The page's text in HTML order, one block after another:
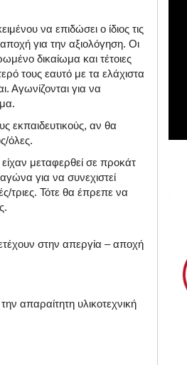
να επιδώσει ο ίδιος τις
για την αξιολόγηση. Οι
δικαίωμα και τέτοιες
τους εαυτό με τα ελάχιστα
Αγωνίζονται για να
εκπαιδευτικούς, αν θα
όλες.
είχαν μεταφερθεί σε προκάτ
για να συνεχιστεί
τριες. Τότε θα έπρεπε να
στην απεργία – αποχή
απαραίτητη υλικοτεχνική